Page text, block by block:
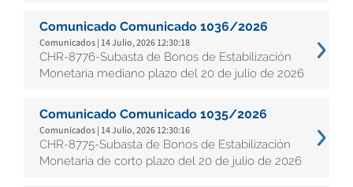
Comunicado Comunicado 1036/2026
Comunicados | 14 Julio, 2026 12:30:18
CHR-8776-Subasta de Bonos de Estabilización
Monetaria mediano plazo del 20 de julio de 2026
Comunicado Comunicado 1035/2026
Comunicados | 14 Julio, 2026 12:30:16
CHR-8775-Subasta de Bonos de Estabilización
Monetaria de corto plazo del 20 de julio de 2026